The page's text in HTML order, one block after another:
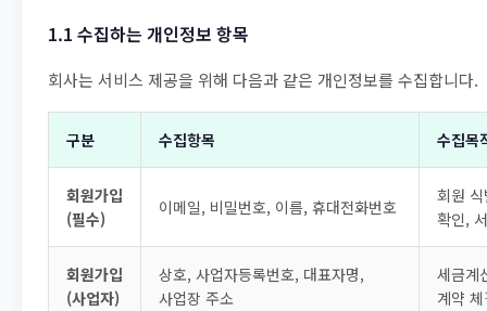
1.1 수집하는 개인정보 항목
회사는 서비스 제공을 위해 다음과 같은 개인정보를 수집합니다.
구분 수집항목 수집목
회원가입
(필수)
이메일, 비밀번호, 이름, 휴대전화번호
회원
확인,
회원가입
(사업자)
상호, 사업자등록번호, 대표자명,
사업장 주소
세금계
계약